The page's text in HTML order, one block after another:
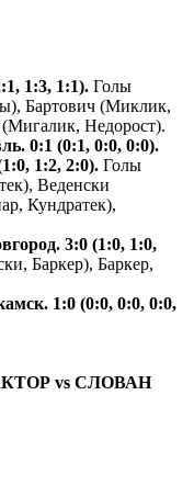
1:3, 1:1). Голы
Бартович (Миклик,
Недорост).
0:1 (0:1, 0:0, 0:0).
1:2, 2:0). Голы
Веденски
Кундратек),
3:0 (1:0, 1:0,
Баркер), Баркер,
1:0 (0:0, 0:0, 0:0,
vs СЛОВАН